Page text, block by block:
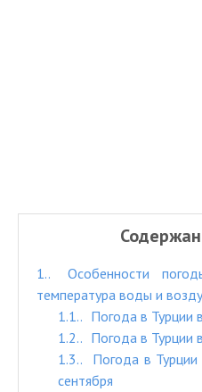
1.
Особенности
температура воды и
1.1.
Погода в Турции
1.2.
Погода в Турции
1.3.
Погода в Турции
сентября